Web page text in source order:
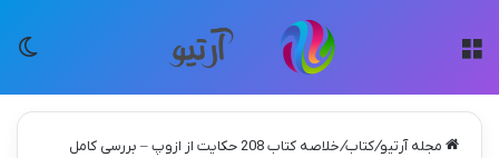
مجله آرتیو/کتاب/
خلاصه کتاب 208 حکایت از ازوپ – بررسی کامل